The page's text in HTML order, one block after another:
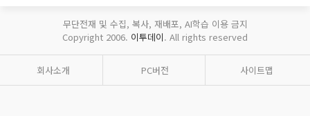
무단전재 및 수집, 복사, 재배포, AI학습 이용 금지
Copyright 2006. 이투데이. All rights reserved
회사소개 PC버전 사이트맵